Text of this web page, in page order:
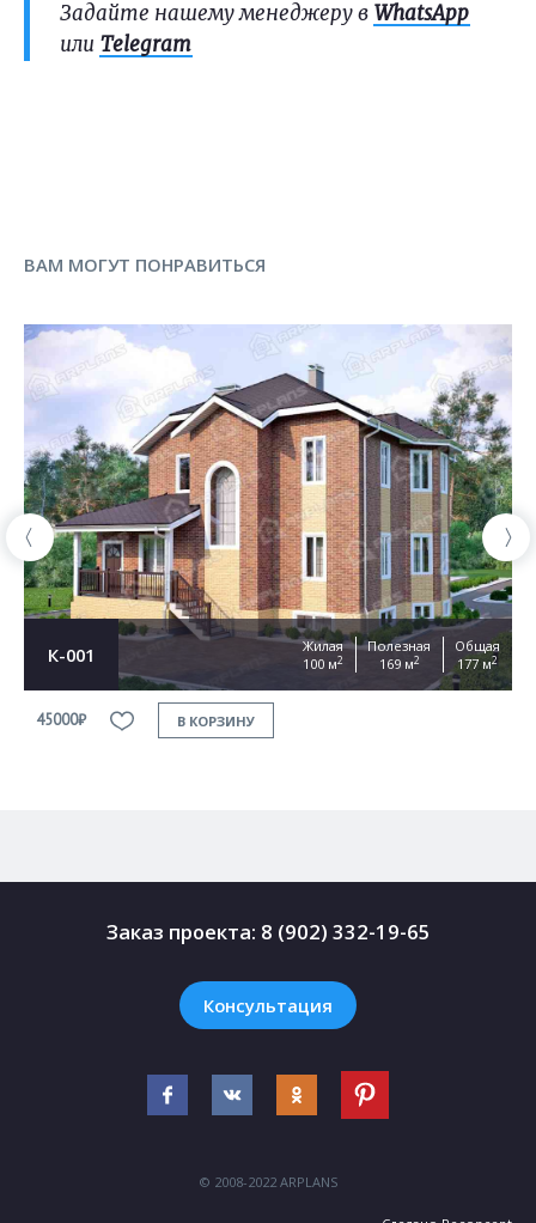
Задайте нашему менеджеру в WhatsApp
или Telegram
ВАМ МОГУТ ПОНРАВИТЬСЯ
К-001
Жилая
100 м2
Полезная
169 м2
Общая
177 м2
45000₽ В КОРЗИНУ
Заказ проекта: 8 (902) 332-19-65
Консультация
© 2008-2022 ARPLANS